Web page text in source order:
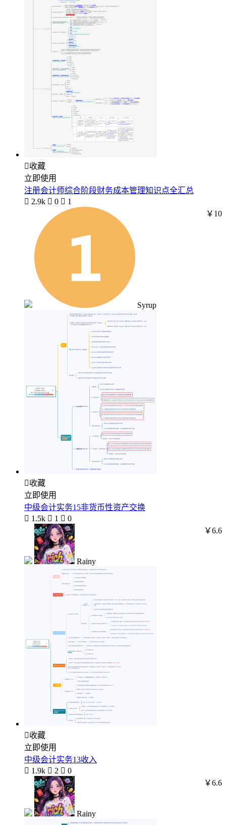
收藏
立即使用
注册会计师综合阶段财务成本管理知识点全汇总
 2.9k  0  1
Syrup
￥10
收藏
立即使用
中级会计实务15非货币性资产交换
 1.5k  1  0
Rainy
￥6.6
收藏
立即使用
中级会计实务13收入
 1.9k  2  0
Rainy
￥6.6